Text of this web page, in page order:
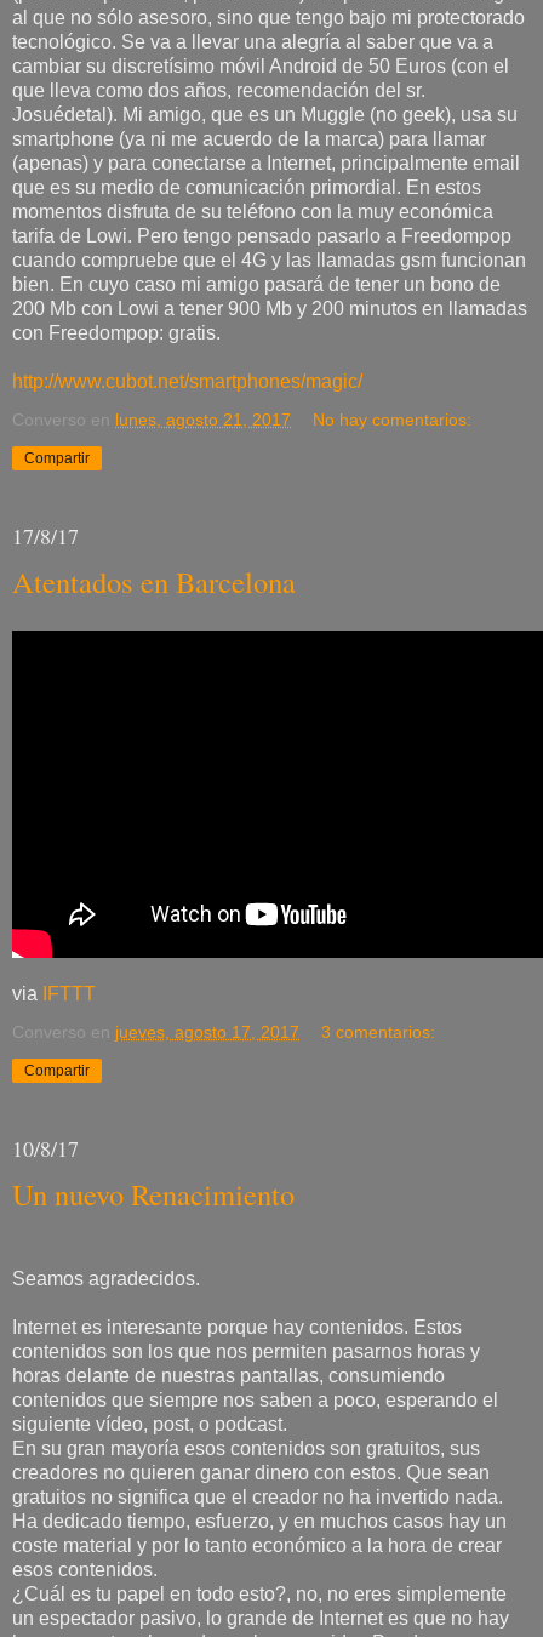
al que no sólo asesoro, sino que tengo bajo mi protectorado
tecnológico. Se va a llevar una alegría al saber que va a
cambiar su discretísimo móvil Android de 50 Euros (con el
que lleva como dos años, recomendación del sr.
Josuédetal). Mi amigo, que es un Muggle (no geek), usa su
smartphone (ya ni me acuerdo de la marca) para llamar
(apenas) y para conectarse a Internet, principalmente email
que es su medio de comunicación primordial. En estos
momentos disfruta de su teléfono con la muy económica
tarifa de Lowi. Pero tengo pensado pasarlo a Freedompop
cuando compruebe que el 4G y las llamadas gsm funcionan
bien. En cuyo caso mi amigo pasará de tener un bono de
200 Mb con Lowi a tener 900 Mb y 200 minutos en llamadas
con Freedompop: gratis.
http://www.cubot.net/smartphones/magic/
Converso en lunes, agosto 21, 2017 No hay comentarios:
Compartir
17/8/17
Atentados en Barcelona
via IFTTT
Converso en jueves, agosto 17, 2017 3 comentarios:
Compartir
10/8/17
Un nuevo Renacimiento
Seamos agradecidos.
Internet es interesante porque hay contenidos. Estos
contenidos son los que nos permiten pasarnos horas y
horas delante de nuestras pantallas, consumiendo
contenidos que siempre nos saben a poco, esperando el
siguiente vídeo, post, o podcast.
En su gran mayoría esos contenidos son gratuitos, sus
creadores no quieren ganar dinero con estos. Que sean
gratuitos no significa que el creador no ha invertido nada.
Ha dedicado tiempo, esfuerzo, y en muchos casos hay un
coste material y por lo tanto económico a la hora de crear
esos contenidos.
¿Cuál es tu papel en todo esto?, no, no eres simplemente
un espectador pasivo, lo grande de Internet es que no hay